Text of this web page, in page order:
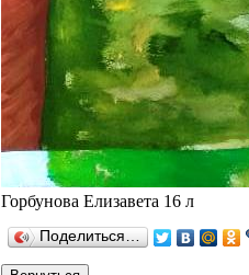
Горбунова Елизавета 16 л
Поделиться…